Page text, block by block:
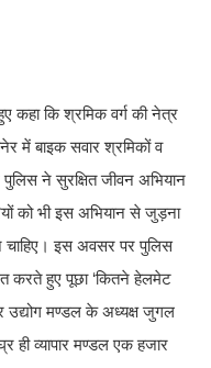
कहा कि श्रमिक वर्ग की नेत्र
में बाइक सवार श्रमिकों व
ने सुरक्षित जीवन अभियान
को भी इस अभियान से जुड़ना
चाहिए। इस अवसर पर पुलिस
करते हुए पूछा ‘कितने हेलमेट
उद्योग मण्डल के अध्यक्ष जुगल
ही व्यापार मण्डल एक हजार